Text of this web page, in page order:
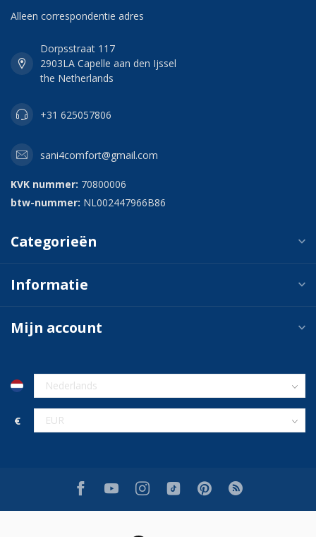
Alleen correspondentie adres
Dorpsstraat 117
2903LA Capelle aan den Ijssel
the Netherlands
+31 625057806
sani4comfort@gmail.com
KVK nummer: 70800006
btw-nummer: NL002447966B86
Categorieën
Informatie
Mijn account
€